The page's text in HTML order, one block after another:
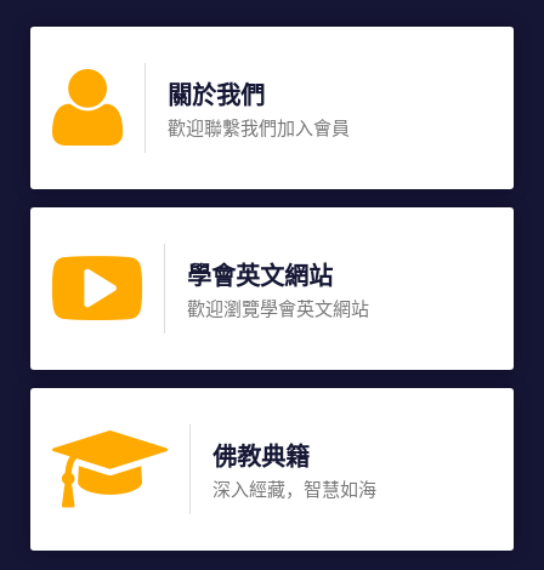
關於我們
歡迎聯繫我們加入會員
學會英文網站
歡迎瀏覽學會英文網站
佛教典籍
深入經藏，智慧如海